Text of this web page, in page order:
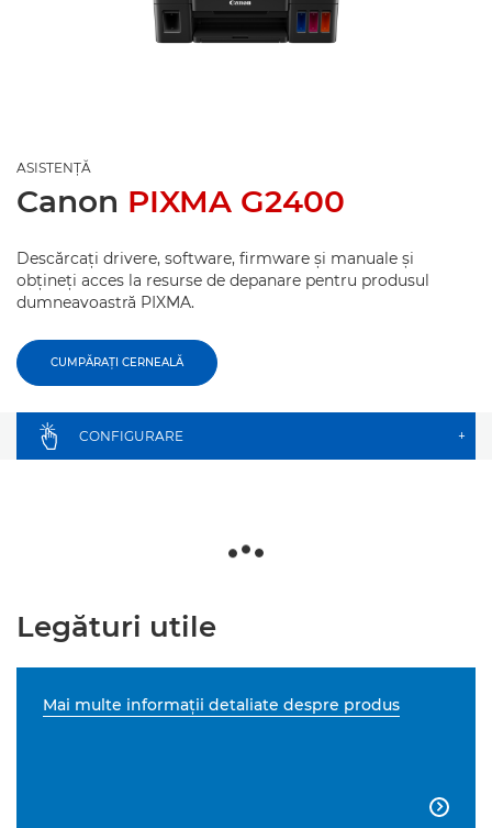
ASISTENŢĂ
Canon PIXMA G2400
Descărcaţi drivere, software, firmware şi manuale şi
obţineţi acces la resurse de depanare pentru produsul
dumneavoastră PIXMA.
CUMPĂRAŢI CERNEALĂ
CONFIGURARE +
Legături utile
Mai multe informaţii detaliate despre produs
